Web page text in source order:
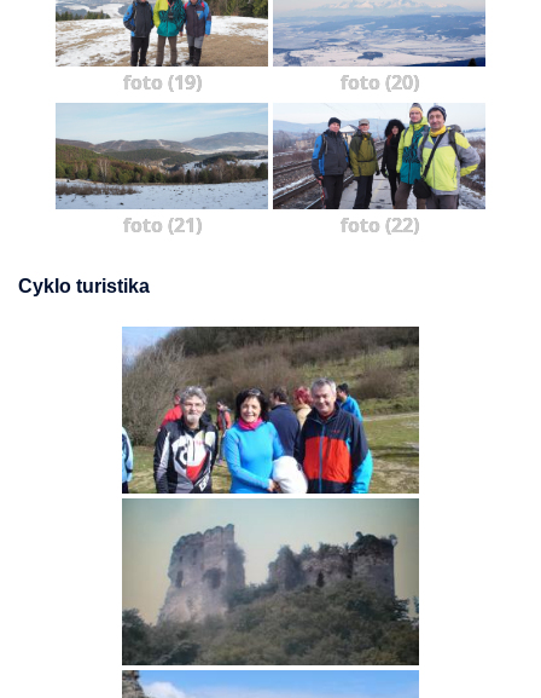
foto (19) foto (20)
foto (21) foto (22)
Cyklo turistika